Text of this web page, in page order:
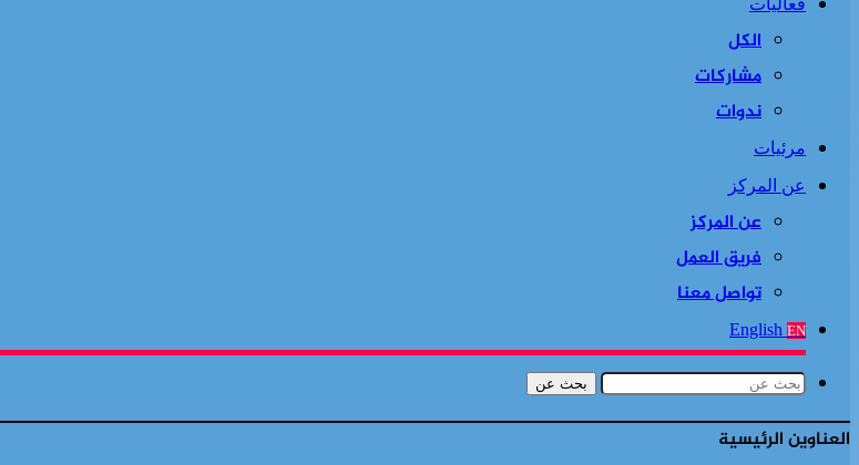
فعاليات
الكل
مشاركات
ندوات
مرئيات
عن المركز
عن المركز
فريق العمل
تواصل معنا
English EN
بحث عن
العناوين الرئيسية